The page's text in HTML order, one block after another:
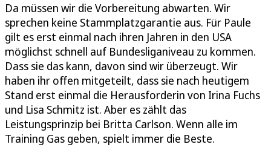
Da müssen wir die Vorbereitung abwarten. Wir
sprechen keine Stammplatzgarantie aus. Für Paule
gilt es erst einmal nach ihren Jahren in den USA
möglichst schnell auf Bundesliganiveau zu kommen.
Dass sie das kann, davon sind wir überzeugt. Wir
haben ihr offen mitgeteilt, dass sie nach heutigem
Stand erst einmal die Herausforderin von Irina Fuchs
und Lisa Schmitz ist. Aber es zählt das
Leistungsprinzip bei Britta Carlson. Wenn alle im
Training Gas geben, spielt immer die Beste.